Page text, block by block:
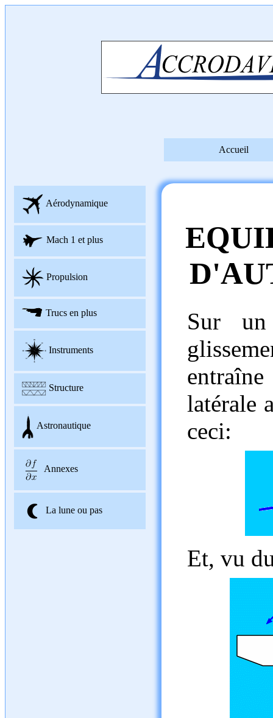
Accueil
Aérodynamique
Mach 1 et plus
Propulsion
Trucs en plus
Instruments
Structure
Astronautique
Annexes
La lune ou pas
Sur
latérale
ceci:
Et, vu